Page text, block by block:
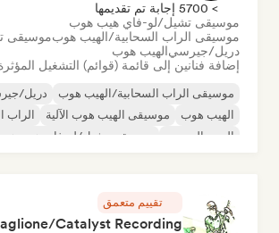
> 5700 إجابة تم تقديمها
موسيقى تشيل/لو-فاي هيب هوب
موسيقى الراب السحابية/الهيب هوبموسيقى
دريل/جيرسيالهيب هوب
إضافة فنانين إلى قائمة (قوائم) التشغيل
موسيقى الراب السحابية/الهيب هوب
دريل/
الهيب هوب
موسيقى الهيب هوب الآلية الراب
البوب الحضري
موسيقى تشيل/لو-فاي هيب هوب
تقييم متعمق
Catalyst Recording